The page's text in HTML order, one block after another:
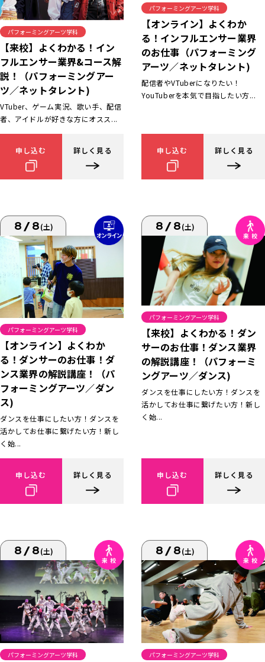
パフォーミングアーツ学科
【来校】よくわかる！イン
フルエンサー業界&コース解
説！（パフォーミングアー
ツ／ネットタレント)
VTuber、ゲーム実況、歌い手、配信
者、アイドルが好きな方にオスス...
申し込む 詳しく見る
パフォーミングアーツ学科
【オンライン】よくわか
る！インフルエンサー業界
のお仕事（パフォーミング
アーツ／ネットタレント)
配信者やVTuberになりたい！
YouTuberを本気で目指したい方...
申し込む 詳しく見る
8/8(土)
パフォーミングアーツ学科
【オンライン】よくわか
る！ダンサーのお仕事！ダ
ンス業界の解説講座！（パ
フォーミングアーツ／ダン
ス)
ダンスを仕事にしたい方！ダンスを
活かしてお仕事に繋げたい方！新し
く始...
申し込む 詳しく見る
8/8(土)
パフォーミングアーツ学科
【来校】よくわかる！ダン
サーのお仕事！ダンス業界
の解説講座！（パフォーミ
ングアーツ／ダンス)
ダンスを仕事にしたい方！ダンスを
活かしてお仕事に繋げたい方！新し
く始...
申し込む 詳しく見る
8/8(土)
パフォーミングアーツ学科
8/8(土)
パフォーミングアーツ学科